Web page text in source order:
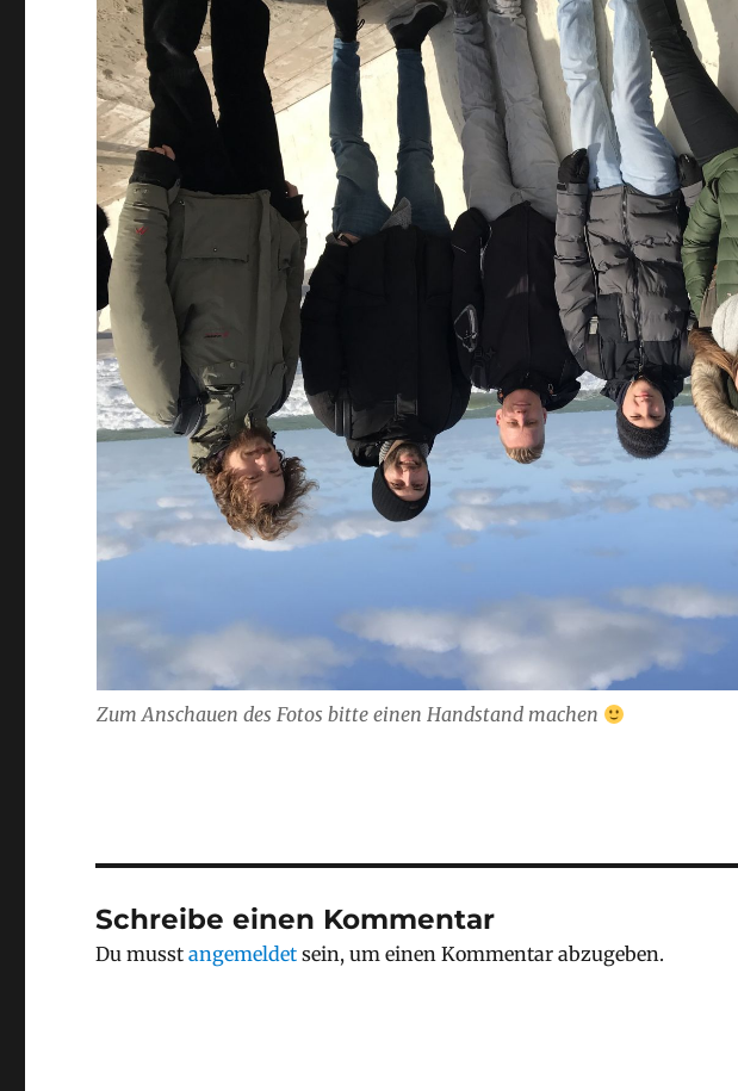
Zum Anschauen des Fotos bitte einen Handstand machen
Schreibe einen Kommentar
Du musstangemeldet sein, um einen Kommentar abzugeben.